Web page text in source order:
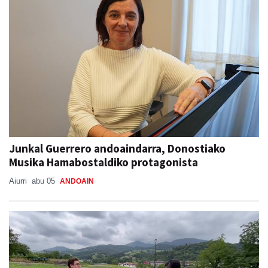
Junkal Guerrero andoaindarra, Donostiako
Musika Hamabostaldiko protagonista
Aiurri abu 05 ANDOAIN